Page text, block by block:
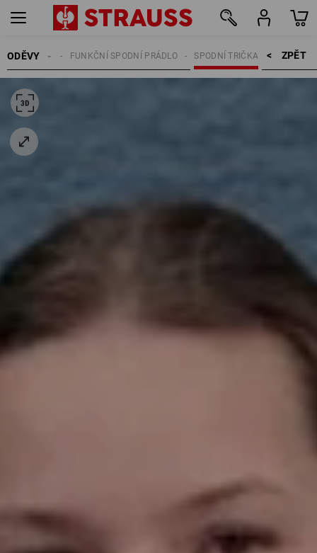
ODĚVY ZPĚT    >
SPODNÍ TRIČKA
FUNKČNÍ SPODNÍ PRÁDLO
ŽENY